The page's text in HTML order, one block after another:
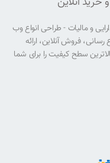
و مالیات - طراحی انواع وب
فروش آنلاین، ارائه
سطح کیفیت را برای شما